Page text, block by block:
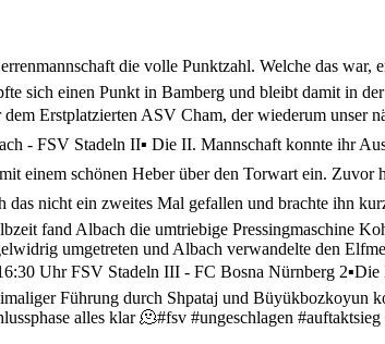
die volle Punktzahl. Welche das war,
sich einen Punkt in Bamberg und bleibt damit in
Erstplatzierten ASV Cham, der wiederum unser
- FSV Stadeln II▪️ Die II. Mannschaft konnte ihr
einem schönen Heber über den Torwart ein.
nicht ein zweites Mal gefallen und brachte ihn
fand Albach die umtriebige Pressingmaschine
umgetreten und Albach verwandelte den
Uhr FSV Stadeln III - FC Bosna Nürnberg 2▪️Die
Führung durch Shpataj und Büyükbozkoyun
alles klar 🫠#fsv #ungeschlagen